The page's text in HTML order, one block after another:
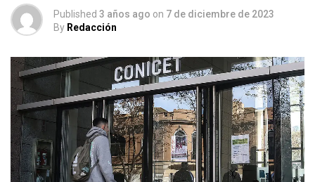
Published 3 años ago on 7 de diciembre de 2023
By Redacción